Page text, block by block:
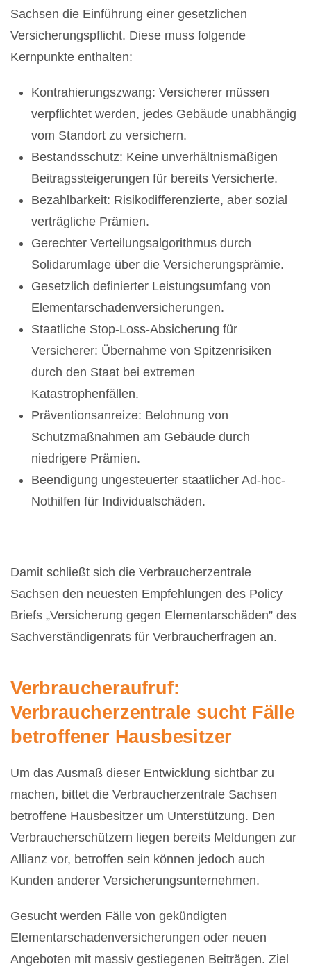
Sachsen die Einführung einer gesetzlichen
Versicherungspflicht. Diese muss folgende
Kernpunkte enthalten:
Kontrahierungszwang: Versicherer müssen
verpflichtet werden, jedes Gebäude unabhängig
vom Standort zu versichern.
Bestandsschutz: Keine unverhältnismäßigen
Beitragssteigerungen für bereits Versicherte.
Bezahlbarkeit: Risikodifferenzierte, aber sozial
verträgliche Prämien.
Gerechter Verteilungsalgorithmus durch
Solidarumlage über die Versicherungsprämie.
Gesetzlich definierter Leistungsumfang von
Elementarschadenversicherungen.
Staatliche Stop-Loss-Absicherung für
Versicherer: Übernahme von Spitzenrisiken
durch den Staat bei extremen
Katastrophenfällen.
Präventionsanreize: Belohnung von
Schutzmaßnahmen am Gebäude durch
niedrigere Prämien.
Beendigung ungesteuerter staatlicher Ad-hoc-
Nothilfen für Individualschäden.
Damit schließt sich die Verbraucherzentrale
Sachsen den neuesten Empfehlungen des Policy
Briefs „Versicherung gegen Elementarschäden” des
Sachverständigenrats für Verbraucherfragen an.
Verbraucheraufruf:
Verbraucherzentrale sucht Fälle
betroffener Hausbesitzer
Um das Ausmaß dieser Entwicklung sichtbar zu
machen, bittet die Verbraucherzentrale Sachsen
betroffene Hausbesitzer um Unterstützung. Den
Verbraucherschützern liegen bereits Meldungen zur
Allianz vor, betroffen sein können jedoch auch
Kunden anderer Versicherungsunternehmen.
Gesucht werden Fälle von gekündigten
Elementarschadenversicherungen oder neuen
Angeboten mit massiv gestiegenen Beiträgen. Ziel